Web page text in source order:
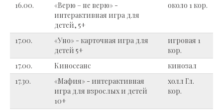
16.00.
«Верю – не верю» -
интерактивная игра для
детей, 5+
около 1 кор.
17.00.
«Уно» - карточная игра для
детей 5+
игровая 1
кор.
17.00.
Киносеанс
кинозал
17.30.
«Мафия» - интерактивная
игра для взрослых и детей
10+
холл Гл.
кор.